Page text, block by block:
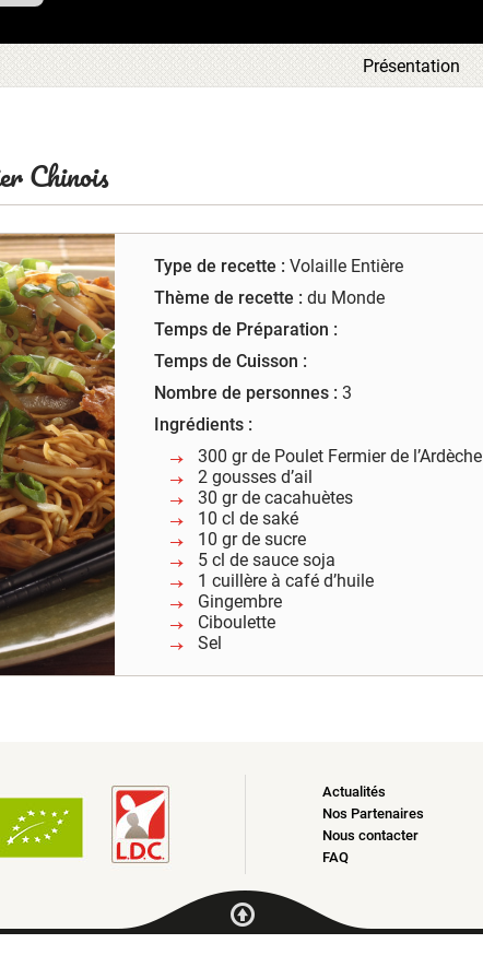
Présentation
Chinois
Type de recette : Volaille Entière
Thème de recette : du Monde
Temps de Préparation :
Temps de Cuisson :
Nombre de personnes :3
Ingrédients :
300 gr de Poulet Fermier de l’Ardèche
2 gousses d’ail
30 gr de cacahuètes
10 cl de saké
10 gr de sucre
5 cl de sauce soja
1 cuillère à café d’huile
Gingembre
Ciboulette
Sel
Actualités
Nos Partenaires
Nous contacter
FAQ
la